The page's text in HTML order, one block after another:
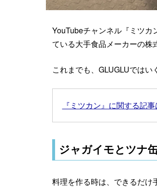
YouTubeチャンネル『ミツカ
ている大手食品メーカーの株
これまでも、GLUGLUではい
『ミツカン』に関する記
ジャガイモとツナ
料理を作る時は、できるだけ